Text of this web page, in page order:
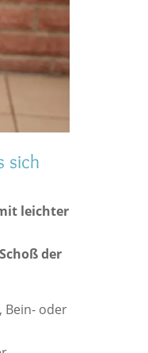
sich
leichter
der
Bein- oder